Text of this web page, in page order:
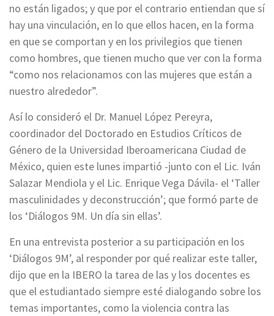
no están ligados; y que por el contrario entiendan que sí
hay una vinculación, en lo que ellos hacen, en la forma
en que se comportan y en los privilegios que tienen
como hombres, que tienen mucho que ver con la forma
“como nos relacionamos con las mujeres que están a
nuestro alrededor”.
Así lo consideró el Dr. Manuel López Pereyra,
coordinador del Doctorado en Estudios Críticos de
Género de la Universidad Iberoamericana Ciudad de
México, quien este lunes impartió -junto con el Lic. Iván
Salazar Mendiola y el Lic. Enrique Vega Dávila- el ‘Taller
masculinidades y deconstrucción’; que formó parte de
los ‘Diálogos 9M. Un día sin ellas’.
En una entrevista posterior a su participación en los
‘Diálogos 9M’, al responder por qué realizar este taller,
dijo que en la IBERO la tarea de las y los docentes es
que el estudiantado siempre esté dialogando sobre los
temas importantes, como la violencia contra las